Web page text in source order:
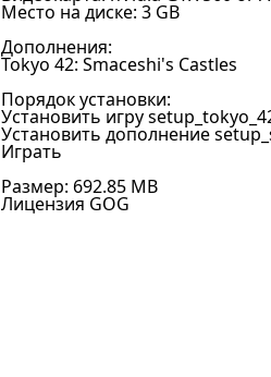
Место на диске: 3 GB
Дополнения:
Tokyo 42: Smaceshi's Castles
Порядок установки:
Установить игру
Установить дополнение
Играть
Размер: 692.85 MB
Лицензия GOG